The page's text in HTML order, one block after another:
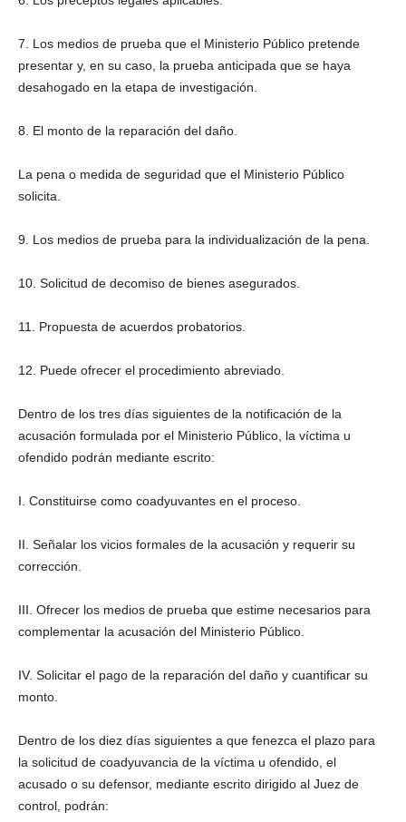
7. Los medios de prueba que el Ministerio Público pretende
presentar y, en su caso, la prueba anticipada que se haya
desahogado en la etapa de investigación.
8. El monto de la reparación del daño.
La pena o medida de seguridad que el Ministerio Público
solicita.
9. Los medios de prueba para la individualización de la pena.
10. Solicitud de decomiso de bienes asegurados.
11. Propuesta de acuerdos probatorios.
12. Puede ofrecer el procedimiento abreviado.
Dentro de los tres días siguientes de la notificación de la
acusación formulada por el Ministerio Público, la víctima u
ofendido podrán mediante escrito:
I. Constituirse como coadyuvantes en el proceso.
II. Señalar los vicios formales de la acusación y requerir su
corrección.
III. Ofrecer los medios de prueba que estime necesarios para
complementar la acusación del Ministerio Público.
IV. Solicitar el pago de la reparación del daño y cuantificar su
monto.
Dentro de los diez días siguientes a que fenezca el plazo para
la solicitud de coadyuvancia de la víctima u ofendido, el
acusado o su defensor, mediante escrito dirigido al Juez de
control, podrán: